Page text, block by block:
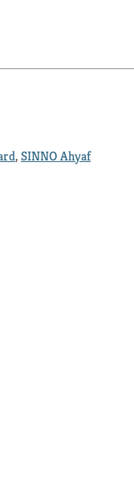
,SINNO Ahyaf